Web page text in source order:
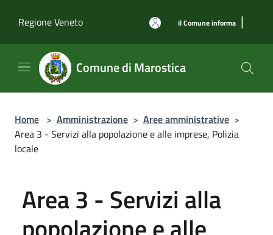
Regione Veneto
il Comune informa |
Comune di Marostica
Home > Amministrazione > Aree amministrative >
Area 3 - Servizi alla popolazione e alle imprese, Polizia
locale
Area 3 - Servizi alla